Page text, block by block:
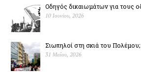
Οδηγός δικαιωμάτων για τους
10 Ιουνίου, 2026
Σιωπηλοί στη σκιά του Πολέµου;
31 Μαΐου, 2026